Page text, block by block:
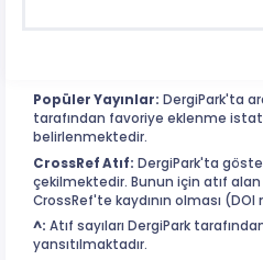
Popüler Yayınlar: DergiPark'ta
tarafından favoriye eklenme
belirlenmektedir.
CrossRef Atıf: DergiPark'ta
çekilmektedir. Bunun için atıf
CrossRef'te kaydının olması
^: Atıf sayıları DergiPark
yansıtılmaktadır.